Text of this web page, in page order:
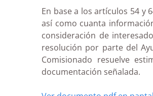
En base a los artículos 54 y
así como cuanta
consideración de
resolución por parte del
Comisionado resuelve
documentación señalada.